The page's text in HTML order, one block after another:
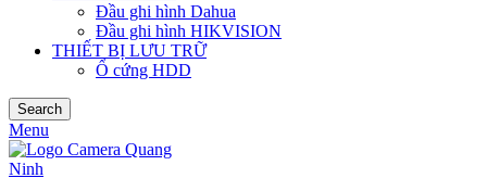
Đầu ghi hình Dahua
Đầu ghi hình HIKVISION
THIẾT BỊ LƯU TRỮ
Ổ cứng HDD
Search
Menu